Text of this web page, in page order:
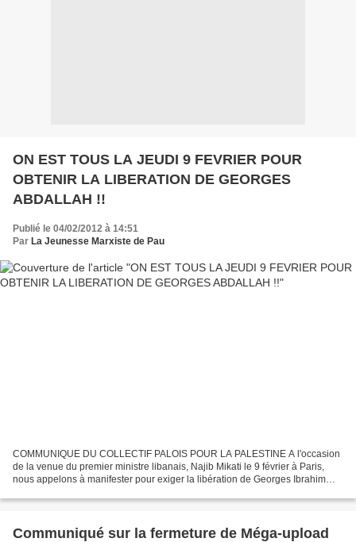
ON EST TOUS LA JEUDI 9 FEVRIER POUR
OBTENIR LA LIBERATION DE GEORGES
ABDALLAH !!
Publié le 04/02/2012 à 14:51
Par La Jeunesse Marxiste de Pau
COMMUNIQUE DU COLLECTIF PALOIS POUR LA PALESTINE A l'occasion
de la venue du premier ministre libanais, Najib Mikati le 9 février à Paris,
nous appelons à manifester pour exiger la libération de Georges Ibrahim
Communiqué sur la fermeture de Méga-upload